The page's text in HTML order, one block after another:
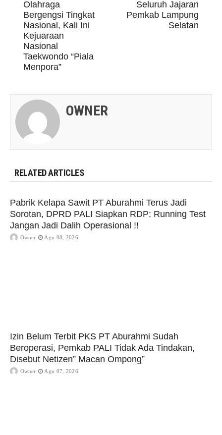
Olahraga
Bergengsi Tingkat
Nasional, Kali Ini
Kejuaraan
Nasional
Taekwondo “Piala
Menpora”
Seluruh Jajaran
Pemkab Lampung
Selatan
OWNER
RELATED ARTICLES
Pabrik Kelapa Sawit PT Aburahmi Terus Jadi
Sorotan, DPRD PALI Siapkan RDP: Running Test
Jangan Jadi Dalih Operasional !!
Owner Agu 08, 2026
Izin Belum Terbit PKS PT Aburahmi Sudah
Beroperasi, Pemkab PALI Tidak Ada Tindakan,
Disebut Netizen” Macan Ompong”
Owner Agu 07, 2026